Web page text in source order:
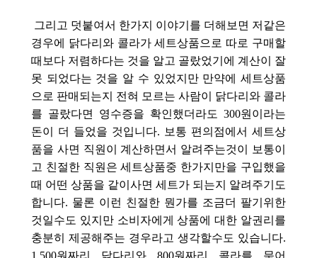
그리고 덧붙여서 한가지 이야기를 더해보면 저같은
경우에 닭다리와 콜라가 세트상품으로 따로 구매할
때보다 저렴하다는 것을 알고 골랐었기에 계산이 잘
못 되었다는 것을 알 수 있었지만 만약에 세트상품
으로 판매되는지 전혀 모르는 사람이 닭다리와 콜라
를 골랐다면 영수증을 확인했더라도 300원이라는
돈이 더 들었을 것입니다. 보통 편의점에서 세트상
품을 사면 직원이 계산하면서 알려주는것이 보통이
고 친절한 직원은 세트상품중 한가지만을 구입했을
때 어떤 상품을 같이사면 세트가 되는지 알려주기도
합니다. 물론 이런 친절한 뭔가를 조금더 팔기위한
것일수도 있지만 소비자에게 상품에 대한 알권리를
충분히 제공해주는 경우라고 생각할수도 있습니다.
1,500원짜리 닭다리와 800원짜리 콜라를 묶어